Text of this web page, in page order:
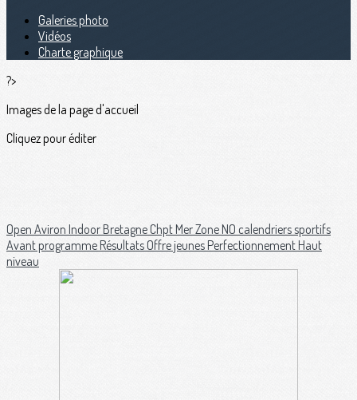
Galeries photo
Vidéos
Charte graphique
?>
Images de la page d'accueil
Cliquez pour éditer
Open Aviron Indoor BretagneChpt Mer Zone NO calendriers sportifs
Avant programme RésultatsOffre jeunesPerfectionnementHaut
niveau